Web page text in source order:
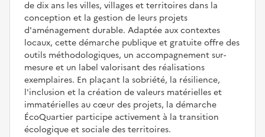
de dix ans les villes, villages et territoires dans la
conception et la gestion de leurs projets
d'aménagement durable. Adaptée aux contextes
locaux, cette démarche publique et gratuite offre des
outils méthodologiques, un accompagnement sur-
mesure et un label valorisant des réalisations
exemplaires. En plaçant la sobriété, la résilience,
l'inclusion et la création de valeurs matérielles et
immatérielles au cœur des projets, la démarche
ÉcoQuartier participe activement à la transition
écologique et sociale des territoires.